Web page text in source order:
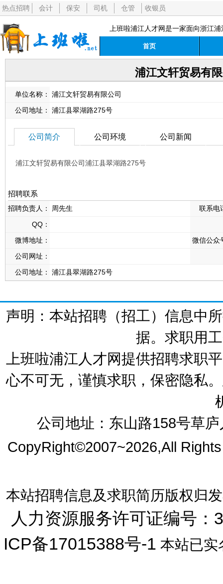
热点招聘 会计 保安 司机 仓管 收银员
上班啦浦江人才网是一家面向浙江
首页
浦江文轩贸易有
单位名称：
浦江文轩贸易有限公司
公司地址：
浦江县翠湖路275号
公司简介 公司环境 公司新闻
浦江文轩贸易有限公司浦江县翠湖路275号
招聘联系
招聘负责人： 周先生
联系电
QQ：
微博地址：
微信公众
公司网址：
公司地址：
浦江县翠湖路275号
声明：本站招聘（招工）信息中
据。求职用
上班啦浦江人才网提供招聘求职
心不可无，谨慎求职，保密隐私
公司地址：东山路158号草
CopyRight©2007~2026,All
本站招聘信息及求职简历版权归
人力资源服务许可证编号
ICP备17015388号-1 本站已